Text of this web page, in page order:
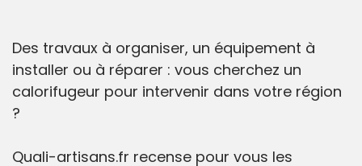
Des travaux à organiser, un équipement à
installer ou à réparer : vous cherchez un
calorifugeur pour intervenir dans votre région
?
Quali-artisans.fr recense pour vous les